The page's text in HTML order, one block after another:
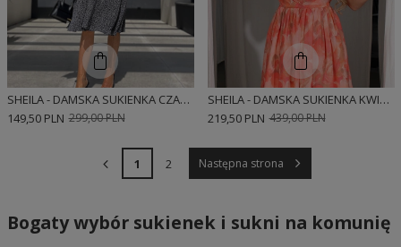
SHEILA - DAMSKA SUKIENKA CZARNA Z WISKOZY W DROBNE SERDUSZKA MIDI 'ISABELLA'
299,00 PLN
149,50 PLN
SHEILA - DAMSKA SUKIENKA KWIATOWA ZWIEWNA TKANINA MIDI 'FLOWERS'
439,00 PLN
219,50 PLN
1 2 Następna strona
Bogaty wybór sukienek i sukni na komunię